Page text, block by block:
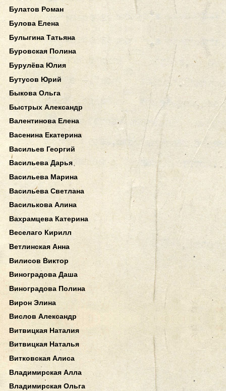
Булатов Роман
Булова Елена
Булыгина Татьяна
Буровская Полина
Бурулёва Юлия
Бутусов Юрий
Быкова Ольга
Быстрых Александр
Валентинова Елена
Васенина Екатерина
Васильев Георгий
Васильева Дарья
Васильева Марина
Васильева Светлана
Василькова Алина
Вахрамцева Катерина
Веселаго Кирилл
Ветлинская Анна
Вилисов Виктор
Виноградова Даша
Виноградова Полина
Вирон Элина
Вислов Александр
Витвицкая Наталия
Витвицкая Наталья
Витковская Алиса
Владимирская Алла
Владимирская Ольга